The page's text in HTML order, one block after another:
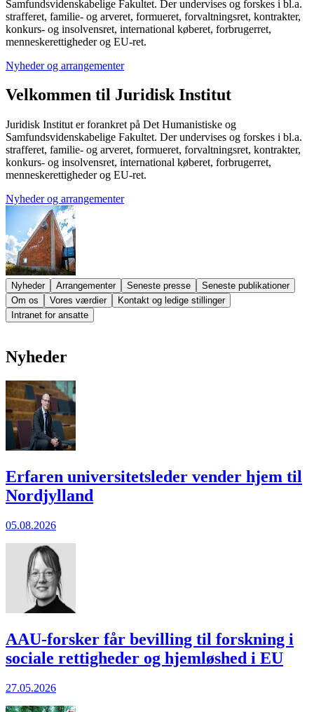
Samfundsvidenskabelige Fakultet. Der undervises og forskes i bl.a.
strafferet, familie- og arveret, formueret, forvaltningsret, kontrakter,
konkurs- og insolvensret, international køberet, forbrugerret,
menneskerettigheder og EU-ret.
Nyheder og arrangementer
Velkom­men til Juri­disk In­sti­tut
Juridisk Institut er forankret på Det Humanistiske og
Samfundsvidenskabelige Fakultet. Der undervises og forskes i bl.a.
strafferet, familie- og arveret, formueret, forvaltningsret, kontrakter,
konkurs- og insolvensret, international køberet, forbrugerret,
menneskerettigheder og EU-ret.
Nyheder og arrangementer
Nyheder Arrangementer Seneste presse
Seneste publikationer
Om os
Vores værdier
Kontakt og ledige stillinger
Intranet for ansatte
Nyheder
Erfaren universitetsleder vender hjem til
Nordjylland
05.08.2026
AAU-forsker får bevilling til forskning i
sociale rettigheder og hjem­løshed i EU
27.05.2026